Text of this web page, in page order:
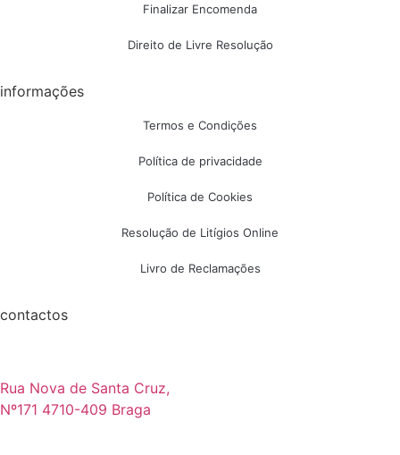
Finalizar Encomenda
Direito de Livre Resolução
informações
Termos e Condições
Política de privacidade
Política de Cookies
Resolução de Litígios Online
Livro de Reclamações
contactos
Rua Nova de Santa Cruz,
Nº171 4710-409 Braga